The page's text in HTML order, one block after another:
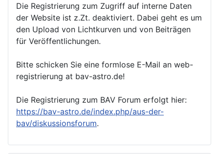
Die Registrierung zum Zugriff auf interne Daten
der Website ist z.Zt. deaktiviert. Dabei geht es um
den Upload von Lichtkurven und von Beiträgen
für Veröffentlichungen.
Bitte schicken Sie eine formlose E-Mail an web-
registrierung at bav-astro.de!
Die Registrierung zum BAV Forum erfolgt hier:
https://bav-astro.de/index.php/aus-der-
bav/diskussionsforum.